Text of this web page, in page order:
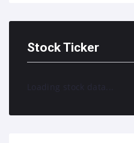
Stock Ticker
Loading stock data...